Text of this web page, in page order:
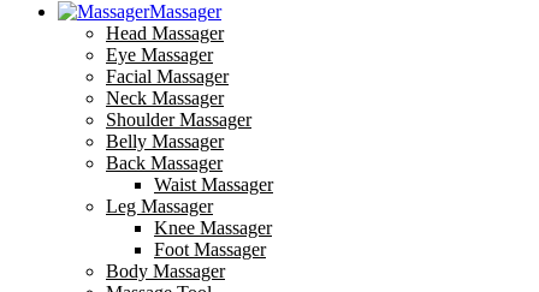
Massager
Head Massager
Eye Massager
Facial Massager
Neck Massager
Shoulder Massager
Belly Massager
Back Massager
Waist Massager
Leg Massager
Knee Massager
Foot Massager
Body Massager